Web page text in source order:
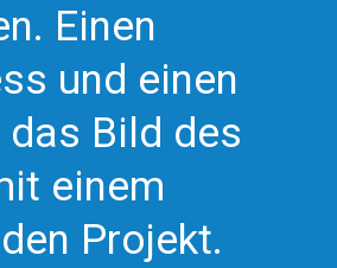
Einen
und einen
Bild des
einem
Projekt.